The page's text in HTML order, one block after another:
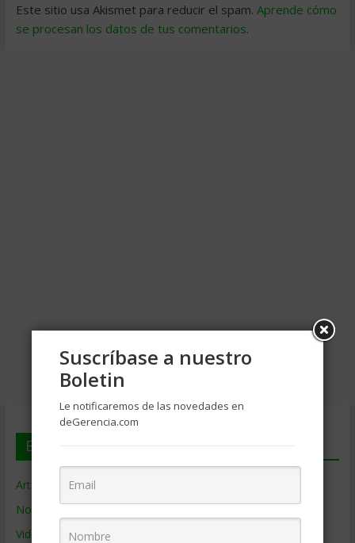
Este sitio usa Akismet para reducir el spam. Aprende cómo
se procesan los datos de tus comentarios.
En deGerencia.com
Artículos de Gerencia
Noticias de Gerencia
Videos de Gerencia
Suscríbase a nuestro
Boletin
Le notificaremos de las novedades en
deGerencia.com